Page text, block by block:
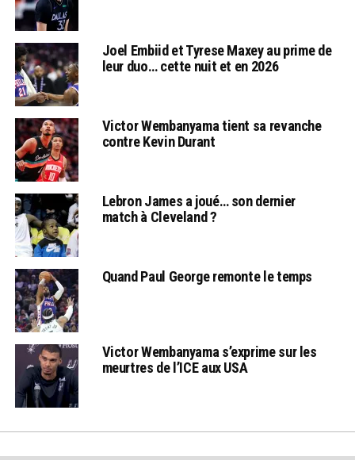
Joel Embiid et Tyrese Maxey au prime de
leur duo… cette nuit et en 2026
Victor Wembanyama tient sa revanche
contre Kevin Durant
Lebron James a joué… son dernier
match à Cleveland ?
Quand Paul George remonte le temps
Victor Wembanyama s’exprime sur les
meurtres de l’ICE aux USA